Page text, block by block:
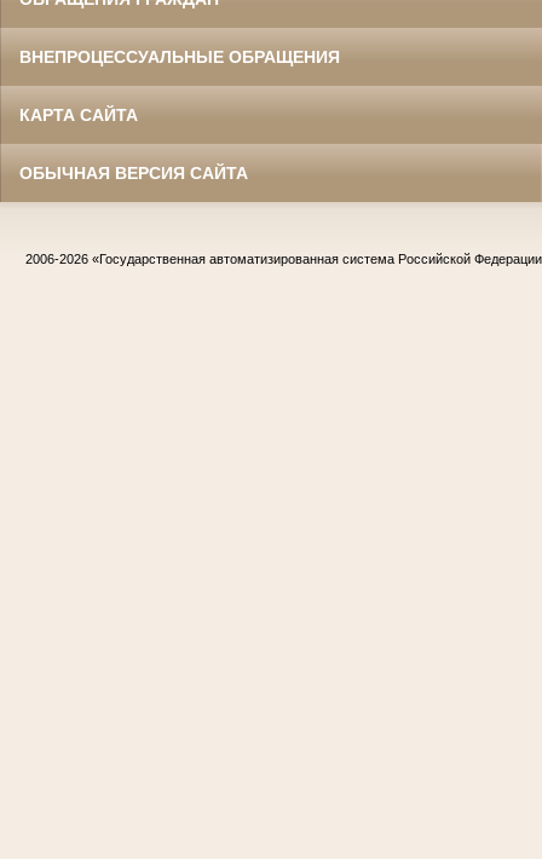
ВНЕПРОЦЕССУАЛЬНЫЕ ОБРАЩЕНИЯ
КАРТА САЙТА
ОБЫЧНАЯ ВЕРСИЯ САЙТА
2006-2026 «Государственная автоматизированная система Российской